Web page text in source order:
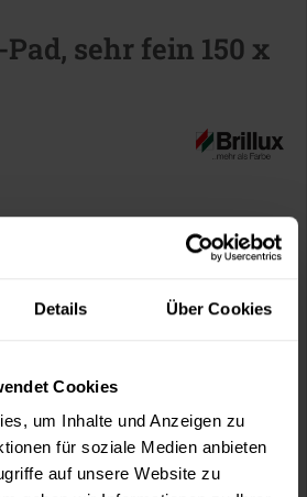
Details Über Cookies
Cookies
um Inhalte und Anzeigen zu
für soziale Medien anbieten
auf unsere Website zu
sehr fein 150 x
zum Artikel?